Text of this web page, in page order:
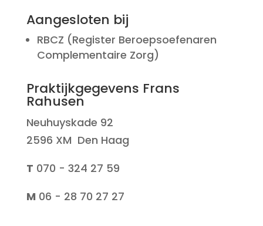
Aangesloten bij
RBCZ (Register Beroepsoefenaren
Complementaire Zorg)
Praktijkgegevens Frans
Rahusen
Neuhuyskade 92
2596 XM Den Haag
T 070 - 324 27 59
M 06 - 28 70 27 27